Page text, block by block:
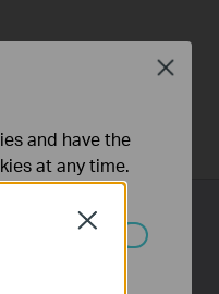
Close
and have the
at any time.
Close